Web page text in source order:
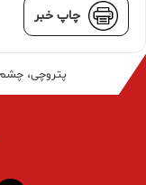
چاپ خبر
پتروچی،